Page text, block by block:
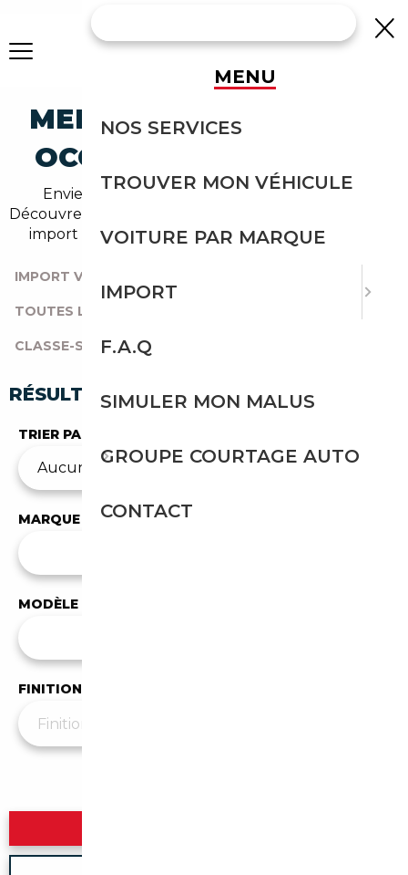
MERCEDES-BENZ S-300
OCCASION EN IMPORT
Envie d'acheter une s-300 au meilleur prix ?
Découvrez un grand choix d'annonces disponibles en
import avec l'accompagnement Courtage Auto.
IMPORT VOITURE
TOUTES LES OCCASIONS
CLASSE-S S-300
RÉSULTATS DE VOTRE RECHERCHE
TRIER PAR
MARQUE
MODÈLE
FINITION
MENU
NOS SERVICES
TROUVER MON VÉHICULE
VOITURE PAR MARQUE
IMPORT
F.A.Q
SIMULER MON MALUS
GROUPE COURTAGE AUTO
CONTACT